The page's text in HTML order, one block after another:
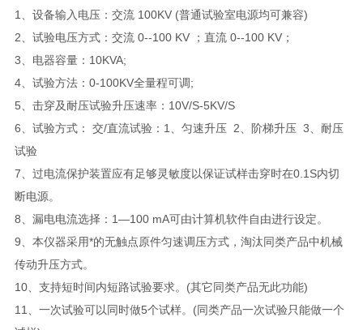
1、设备输入电压：交流 100KV (普通试验室电源均可兼容)
2、试验电压方式：交流 0--100 KV ；直流 0--100 KV；
3、电器容量：10KVA;
4、试验方法：0-100KV全量程可调;
5、击穿及耐压试验升压速率：10V/S-5KV/S
6、试验方式： 交/直流试验：1、匀速升压 2、阶梯升压 3、耐压
试验
7、过电流保护装置应有足够灵敏度以保证试样击穿时在0.1S内切
断电源。
8、漏电电流选择：1—100 mA可由计算机软件自由进行设定。
9、本仪器采用*的无触点原件匀速调压方式，淘汰同类产品中机械
传动升压方式。
10、支持短时间内短路试验要求。(其它同类产品无此功能)
11、一次试验可以同时做5个试样。(同类产品一次试验只能做一个